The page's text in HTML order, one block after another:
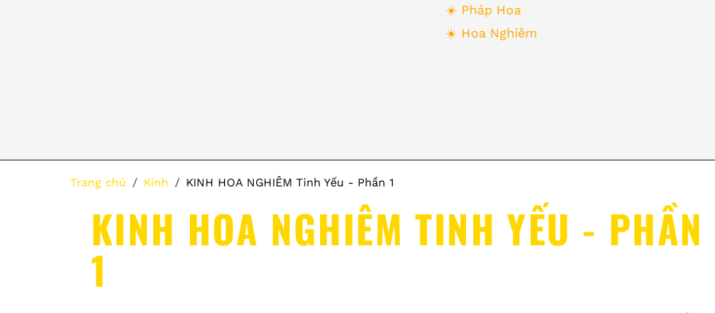
☀️ Pháp Hoa
☀️ Hoa Nghiêm
Trang chủ Kinh KINH HOA NGHIÊM Tinh Yếu - Phần 1
KINH HOA NGHIÊM TINH YẾU - PHẦN
1